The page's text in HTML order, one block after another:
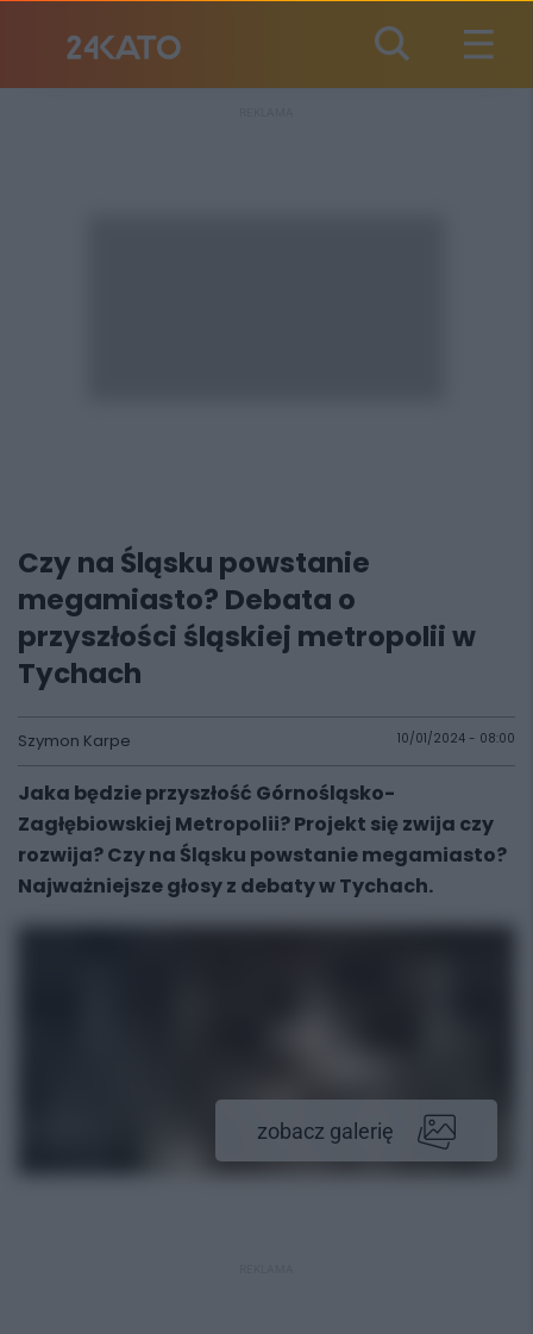
Czy na Śląsku powstanie
megamiasto? Debata o
przyszłości śląskiej metropolii w
Tychach
Szymon Karpe 10/01/2024 - 08:00
Jaka będzie przyszłość Górnośląsko-
Zagłębiowskiej Metropolii? Projekt się zwija czy
rozwija? Czy na Śląsku powstanie megamiasto?
Najważniejsze głosy z debaty w Tychach.
zobacz galerię